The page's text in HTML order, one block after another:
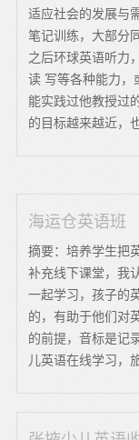
适应社会的发展与
笔记训练，大部分
之后环球英语听力
读 写等各种能力，
能实践过他教授过
的目标越来越近，
海运仓英语班
摘要：培养学生把
补充线下课堂，我
一起学习，孩子的
的，有助于他们对
的前提，音标是记
儿英语在线学习，